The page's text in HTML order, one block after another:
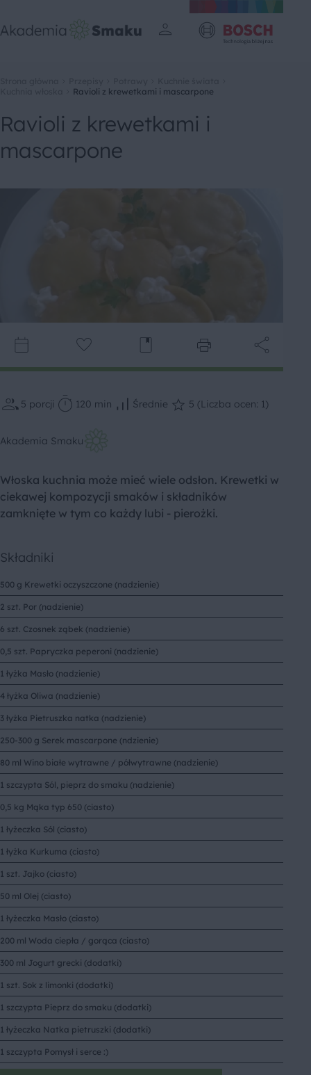
Ravioli z krewetkami i mascarpone
Ravioli z krewetkami i
mascarpone
5 porcji 120 min Średnie 5 (Liczba ocen: 1)
Akademia Smaku
Włoska kuchnia może mieć wiele odsłon. Krewetki w
ciekawej kompozycji smaków i składników
zamknięte w tym co każdy lubi - pierożki.
Składniki
500 g Krewetki oczyszczone (nadzienie)
2 szt. Por (nadzienie)
6 szt. Czosnek ząbek (nadzienie)
0,5 szt. Papryczka peperoni (nadzienie)
1 łyżka Masło (nadzienie)
4 łyżka Oliwa (nadzienie)
3 łyżka Pietruszka natka (nadzienie)
250-300 g Serek mascarpone (ndzienie)
80 ml Wino białe wytrawne / półwytrawne (nadzienie)
1 szczypta Sól, pieprz do smaku (nadzienie)
0,5 kg Mąka typ 650 (ciasto)
1 łyżeczka Sól (ciasto)
1 łyżka Kurkuma (ciasto)
1 szt. Jajko (ciasto)
50 ml Olej (ciasto)
1 łyżeczka Masło (ciasto)
200 ml Woda ciepła / gorąca (ciasto)
300 ml Jogurt grecki (dodatki)
1 szt. Sok z limonki (dodatki)
1 szczypta Pieprz do smaku (dodatki)
1 łyżeczka Natka pietruszki (dodatki)
1 szczypta Pomysł i serce :)